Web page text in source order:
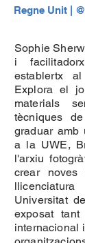
Regne Unit |
Sophie
i
establertx al
Explora el
materials
tècniques
graduar amb
a la UWE,
l'arxiu
crear noves
Universitat
exposat
internacional